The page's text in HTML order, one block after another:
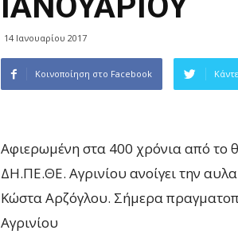
14 Ιανουαρίου 2017
Κοινοποίηση στο Facebook
Αφιερωμένη στα 400 χρόνια από το
ΔΗ.ΠΕ.ΘΕ. Αγρινίου ανοίγει την
Κώστα Αρζόγλου. Σήμερα
Αγρινίου